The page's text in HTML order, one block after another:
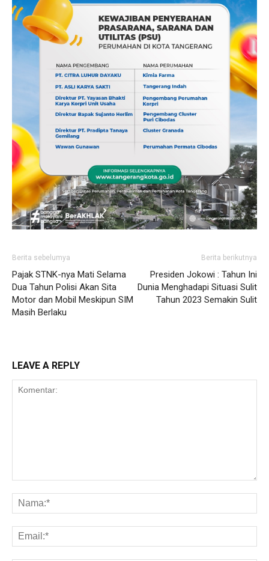
Berita sebelumya
Pajak STNK-nya Mati Selama
Dua Tahun Polisi Akan Sita
Motor dan Mobil Meskipun SIM
Masih Berlaku
Berita berikutnya
Presiden Jokowi : Tahun Ini
Dunia Menghadapi Situasi Sulit
Tahun 2023 Semakin Sulit
LEAVE A REPLY